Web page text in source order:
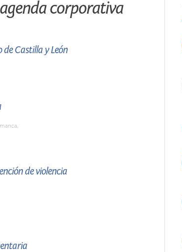
corporativa
Castilla y León
de violencia